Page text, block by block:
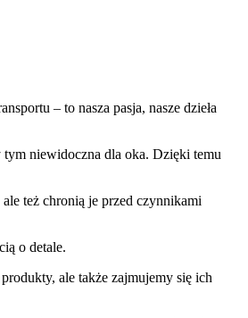
– to nasza pasja, nasze dzieła
niewidoczna dla oka. Dzięki temu
też chronią je przed czynnikami
o detale.
ale także zajmujemy się ich